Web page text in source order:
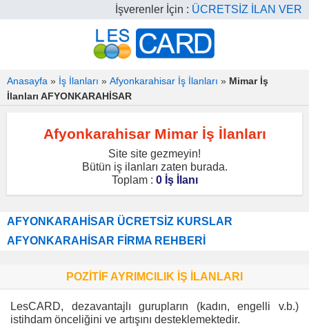
İşverenler İçin : ÜCRETSİZ İLAN VER
Anasayfa » İş İlanları » Afyonkarahisar İş İlanları » Mimar İş
İlanları AFYONKARAHİSAR
Afyonkarahisar Mimar İş İlanları
Site site gezmeyin!
Bütün iş ilanları zaten burada.
Toplam : 0 İş İlanı
AFYONKARAHİSAR ÜCRETSİZ KURSLAR
AFYONKARAHİSAR FİRMA REHBERİ
POZİTİF AYRIMCILIK İŞ İLANLARI
LesCARD, dezavantajlı gurupların (kadın, engelli v.b.)
istihdam önceliğini ve artışını desteklemektedir.